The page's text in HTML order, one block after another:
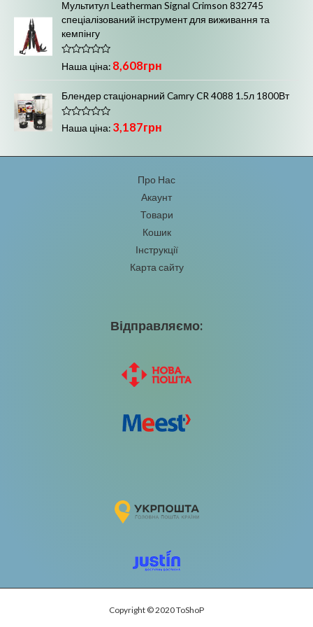
е
н
в
0
з
5
Мультитул Leatherman Signal Crimson 832745
спеціалізований інструмент для виживання та
кемпінгу
О
ц
і
е
н
о
в
Наша ціна: 8,608грн
Блендер стаціонарний Camry CR 4088 1.5л 1800Вт
О
ц
Наша ціна: 3,187грн
Про Нас
Акаунт
Товари
Кошик
Інструкції
Карта сайту
Відправляємо:
Copyright © 2020 ToShoP